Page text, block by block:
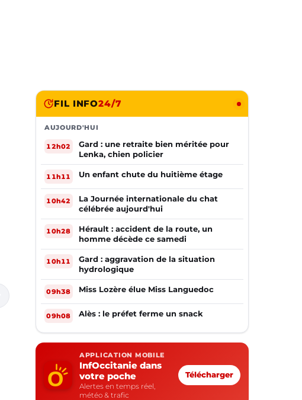
FIL INFO24/7
AUJOURD'HUI
12h02
Gard : une retraite bien méritée pour
Lenka, chien policier
11h11 Un enfant chute du huitième étage
10h42
La Journée internationale du chat
célébrée aujourd'hui
10h28
Hérault : accident de la route, un
homme décède ce samedi
10h11
Gard : aggravation de la situation
hydrologique
09h38 Miss Lozère élue Miss Languedoc
09h08 Alès : le préfet ferme un snack
APPLICATION MOBILE
InfOccitanie dans
votre poche
Alertes en temps réel,
météo & trafic
Télécharger